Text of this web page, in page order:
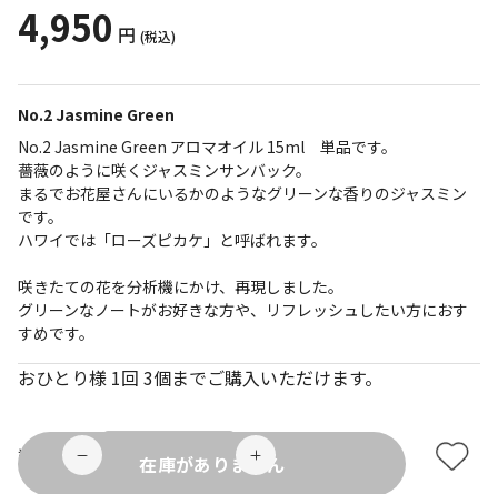
No.2 Jasmine Green
No.2 Jasmine Green アロマオイル 15ml 単品です。
薔薇のように咲くジャスミンサンバック。
まるでお花屋さんにいるかのようなグリーンな香りのジャスミン
です。
ハワイでは「ローズピカケ」と呼ばれます。
咲きたての花を分析機にかけ、再現しました。
グリーンなノートがお好きな方や、リフレッシュしたい方におす
すめです。
4,950 円 (税込)
おひとり様 1回 3個までご購入いただけます。
数量 在庫がありません